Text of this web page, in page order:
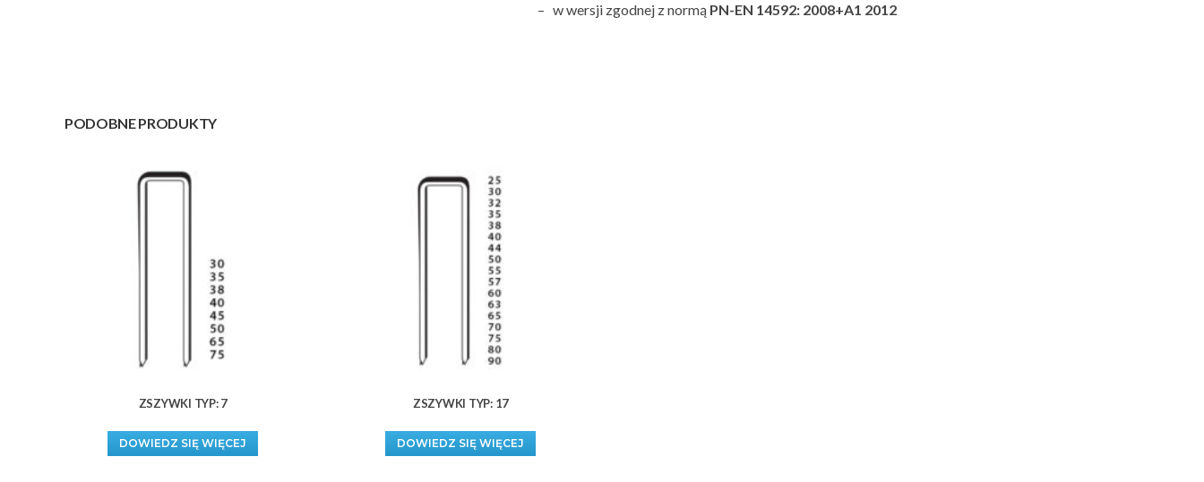
– w wersji zgodnej z normą PN-EN 14592: 2008+A1 2012
PODOBNE PRODUKTY
ZSZYWKI TYP: 7
DOWIEDZ SIĘ WIĘCEJ
ZSZYWKI TYP: 17
DOWIEDZ SIĘ WIĘCEJ